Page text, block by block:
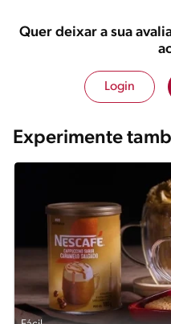
Quer deixar a sua
Login
Experimente